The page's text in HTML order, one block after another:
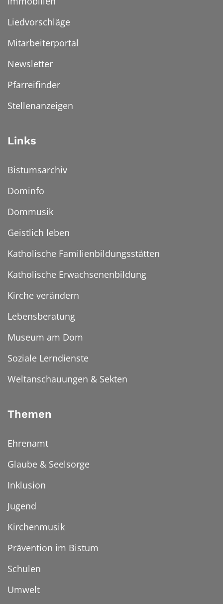
Liedvorschläge
Mitarbeiterportal
Newsletter
Pfarreifinder
Stellenanzeigen
Links
Bistumsarchiv
Dominfo
Dommusik
Geistlich leben
Katholische Familienbildungsstätten
Katholische Erwachsenenbildung
Kirche verändern
Lebensberatung
Museum am Dom
Soziale Lerndienste
Weltanschauungen & Sekten
Themen
Ehrenamt
Glaube & Seelsorge
Inklusion
Jugend
Kirchenmusik
Prävention im Bistum
Schulen
Umwelt